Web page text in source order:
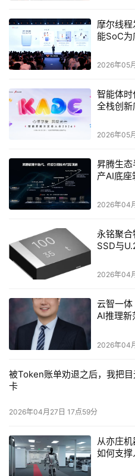
随后，联想发布了T168 G3
户发布的第三代单路服务器
T168系列服务器已经在市场
延续第一代的热插拔硬盘，
T168系列服务器在安全性上
联想服务器事业部总经理梁
中心，最终实现基于目标客
浪潮放弃旧Logo 新标
业Logo，新标识将在全球范
新品牌标识被确定为
的新品牌标识，在海外欧美
从今天开始，浪潮集
www.langchao.com，改成新
该人士表示，新品牌标识
经过了全球各主要语言文化
按照计划，从4月18日起，
识将全面打上新标。
摩尔线
能SoC
2026年05
智能体
全栈创新
2026年05
昇腾生
产AI底
2026年04
永铭聚合
SSD与
2026年04
云智一
AI推理新
2026年04
被Token账单劝退之后，我把
卡
2026年04月27日 17点59分
从亦庄
如何支